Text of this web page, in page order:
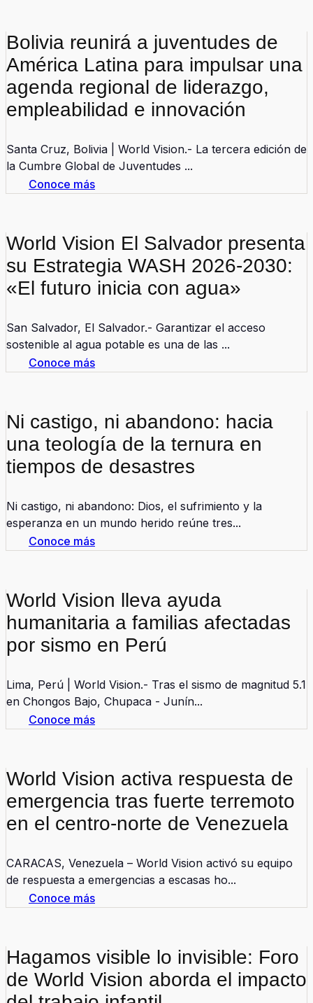
Bolivia reunirá a juventudes de
América Latina para impulsar una
agenda regional de liderazgo,
empleabilidad e innovación
Santa Cruz, Bolivia | World Vision.- La tercera edición de
la Cumbre Global de Juventudes ...
Conoce más
World Vision El Salvador presenta
su Estrategia WASH 2026-2030:
«El futuro inicia con agua»
San Salvador, El Salvador.- Garantizar el acceso
sostenible al agua potable es una de las ...
Conoce más
Ni castigo, ni abandono: hacia
una teología de la ternura en
tiempos de desastres
Ni castigo, ni abandono: Dios, el sufrimiento y la
esperanza en un mundo herido reúne tres...
Conoce más
World Vision lleva ayuda
humanitaria a familias afectadas
por sismo en Perú
Lima, Perú | World Vision.- Tras el sismo de magnitud 5.1
en Chongos Bajo, Chupaca - Junín...
Conoce más
World Vision activa respuesta de
emergencia tras fuerte terremoto
en el centro-norte de Venezuela
CARACAS, Venezuela – World Vision activó su equipo
de respuesta a emergencias a escasas ho...
Conoce más
Hagamos visible lo invisible: Foro
de World Vision aborda el impacto